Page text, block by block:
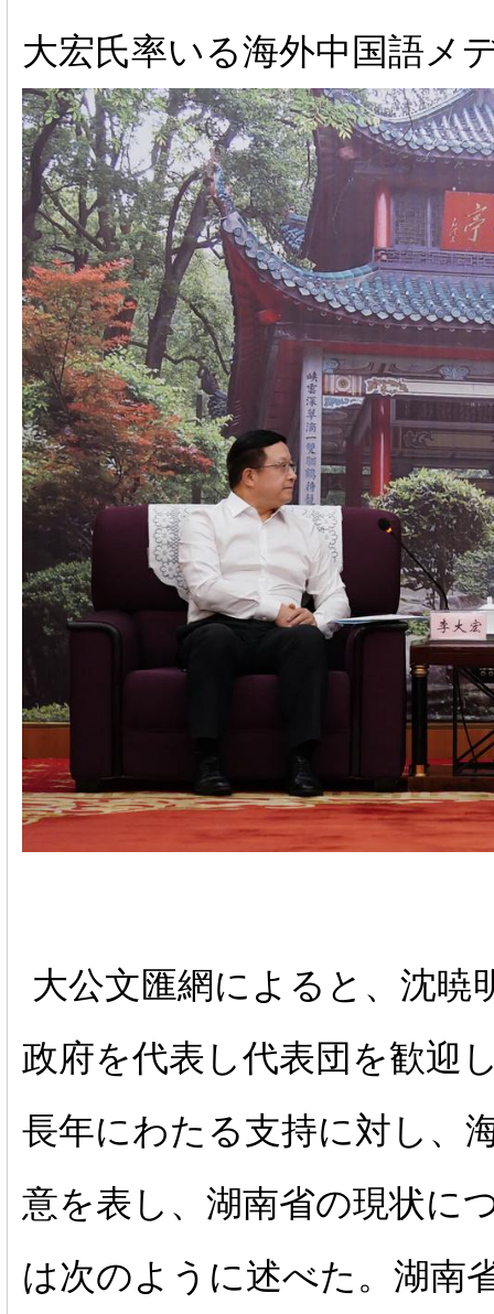
大宏氏率いる海外中国語メ
大公文匯網によると、沈暁
政府を代表し代表団を歓迎
長年にわたる支持に対し、
意を表し、湖南省の現状に
は次のように述べた。湖南